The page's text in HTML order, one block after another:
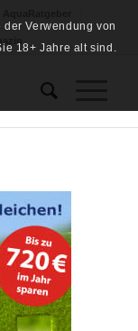
Verwendung von
18+ Jahre alt sind.